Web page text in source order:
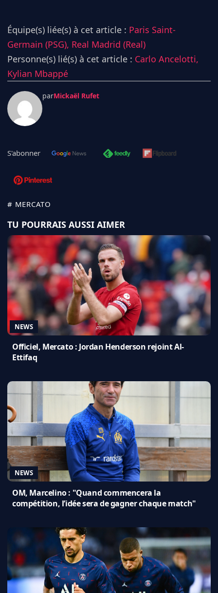
Équipe(s) liée(s) à cet article : Paris Saint-
Germain (PSG), Real Madrid (Real)
Personne(s) lié(s) à cet article : Carlo Ancelotti,
Kylian Mbappé
parMickaël Rufet
S'abonner
# MERCATO
TU POURRAIS AUSSI AIMER
NEWS
Officiel, Mercato : Jordan Henderson rejoint Al-
Ettifaq
NEWS
OM, Marcelino : "Quand commencera la
compétition, l’idée sera de gagner chaque match"